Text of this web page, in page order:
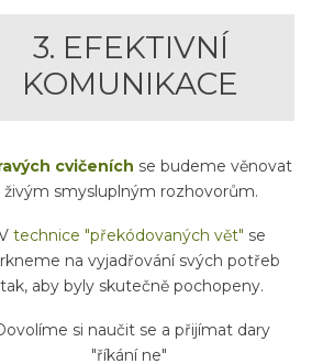
3. EFEKTIVNÍ
KOMUNIKACE
cvičeních se budeme věnovat
živým smysluplným rozhovorům.
technice "překódovaných vět" se
na vyjadřování svých potřeb
tak, aby byly skutečně pochopeny.
si naučit se a přijímat dary
"říkání ne"